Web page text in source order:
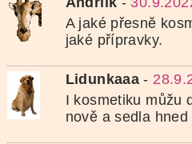
A jaké přesně
jaké přípravky.
Lidunkaaa -
I kosmetiku můžu
nově a sedla